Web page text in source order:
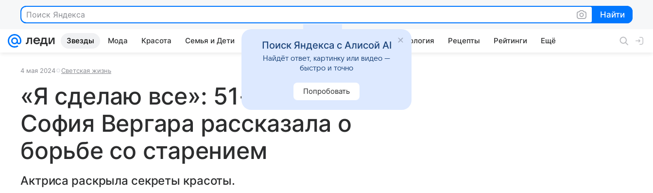
Поиск Яндекса Найти
Найти
Звезды Мода Красота Семья и Дети Дом Гороскопы Стиль жизни Психология Рецепты Рейтинги Ещё
4 мая 2024 Светская жизнь
«Я сделаю все»: 51-летняя
София Вергара рассказала о
борьбе со старением
Актриса раскрыла секреты красоты.
Поиск Яндекса с Алисой AI
Найдёт ответ, картинку или видео —
быстро и точно
Попробовать